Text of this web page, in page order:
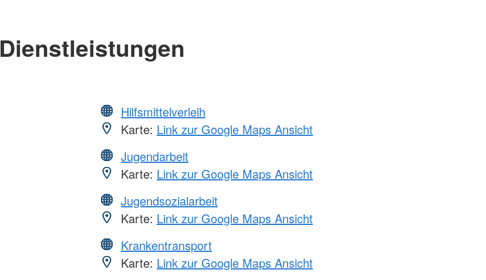
Dienstleistungen
Hilfsmittelverleih
Karte: Link zur Google Maps Ansicht
Jugendarbeit
Karte: Link zur Google Maps Ansicht
Jugendsozialarbeit
Karte: Link zur Google Maps Ansicht
Krankentransport
Karte: Link zur Google Maps Ansicht